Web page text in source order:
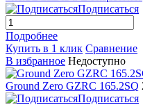
Подписаться
Подробнее
Купить в 1 клик Сравнение
В избранное Недоступно
Ground Zero GZRC 165.2SQ
Подписаться